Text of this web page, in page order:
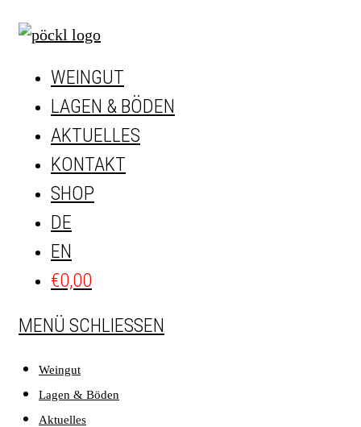
Inhalt
springenWEINGUT
LAGEN & BÖDEN
AKTUELLES
KONTAKT
SHOP
DE
EN
€0,00
MENÜ SCHLIESSEN
Weingut
Lagen & Böden
Aktuelles